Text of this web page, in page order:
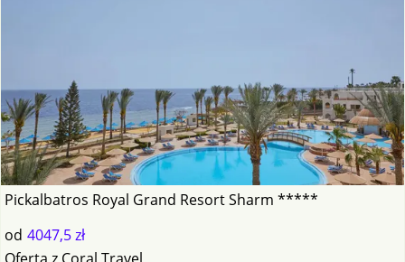
Pickalbatros Royal Grand Resort Sharm *****
od 4047,5 zł